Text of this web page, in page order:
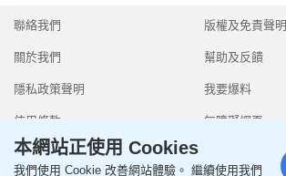
聯絡我們
關於我們
隱私政策聲明
使用條款
版權及免責聲明
幫助及反饋
我要爆料
無障礙網頁
本網站正使用 Cookies
我們使用 Cookie 改善網站體驗。 繼續使用我們